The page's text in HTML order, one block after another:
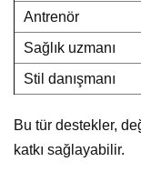
Antrenör
Sağlık uzmanı
Stil danışmanı
Bu tür destekler,
katkı sağlayabilir.